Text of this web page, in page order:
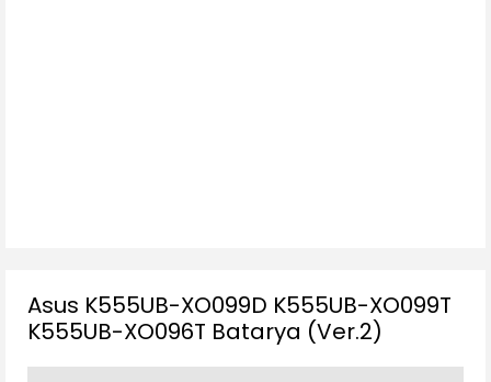
Asus K555UB-XO099D K555UB-XO099T
K555UB-XO096T Batarya (Ver.2)